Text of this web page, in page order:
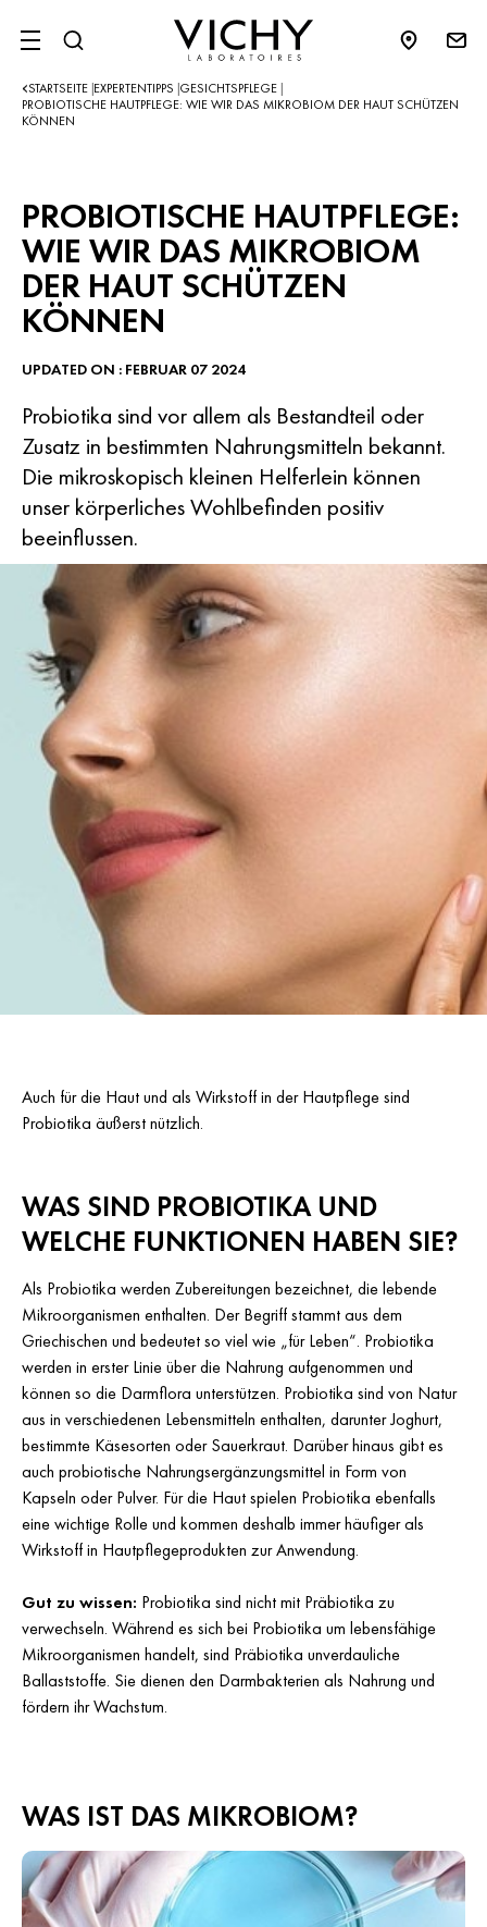
SITE MENU
STARTSEITE EXPERTENTIPPS GESICHTSPFLEGE
PROBIOTISCHE HAUTPFLEGE: WIE WIR DAS MIKROBIOM DER HAUT SCHÜTZEN
KÖNNEN
PROBIOTISCHE HAUTPFLEGE:
WIE WIR DAS MIKROBIOM
DER HAUT SCHÜTZEN
KÖNNEN
Probiotika sind vor allem als Bestandteil oder
Zusatz in bestimmten Nahrungsmitteln bekannt.
Die mikroskopisch kleinen Helferlein können
unser körperliches Wohlbefinden positiv
beeinflussen.
UPDATED ON : FEBRUAR 07 2024
Auch für die Haut und als Wirkstoff in der Hautpflege sind
Probiotika äußerst nützlich.
WAS SIND PROBIOTIKA UND
WELCHE FUNKTIONEN HABEN SIE?
Als Probiotika werden Zubereitungen bezeichnet, die lebende
Mikroorganismen enthalten. Der Begriff stammt aus dem
Griechischen und bedeutet so viel wie „für Leben“. Probiotika
werden in erster Linie über die Nahrung aufgenommen und
können so die Darmflora unterstützen. Probiotika sind von Natur
aus in verschiedenen Lebensmitteln enthalten, darunter Joghurt,
bestimmte Käsesorten oder Sauerkraut. Darüber hinaus gibt es
auch probiotische Nahrungsergänzungsmittel in Form von
Kapseln oder Pulver. Für die Haut spielen Probiotika ebenfalls
eine wichtige Rolle und kommen deshalb immer häufiger als
Wirkstoff in Hautpflegeprodukten zur Anwendung.
Gut zu wissen: Probiotika sind nicht mit Präbiotika zu
verwechseln. Während es sich bei Probiotika um lebensfähige
Mikroorganismen handelt, sind Präbiotika unverdauliche
Ballaststoffe. Sie dienen den Darmbakterien als Nahrung und
fördern ihr Wachstum.
WAS IST DAS MIKROBIOM?